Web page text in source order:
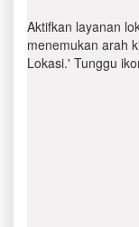
Aktifkan layanan
menemukan arah
Lokasi.' Tunggu